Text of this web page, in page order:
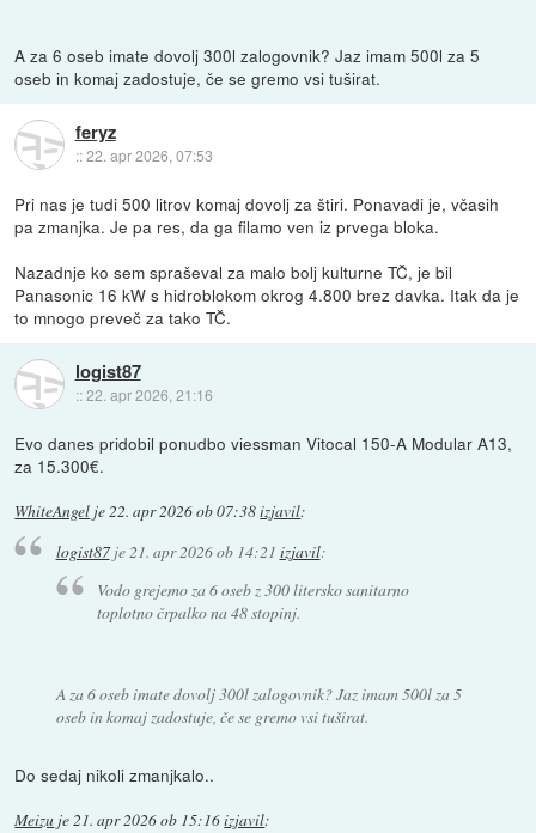
A za 6 oseb imate dovolj 300l zalogovnik? Jaz imam 500l za 5
oseb in komaj zadostuje, če se gremo vsi tuširat.
feryz
::22. apr 2026, 07:53
Pri nas je tudi 500 litrov komaj dovolj za štiri. Ponavadi je, včasih
pa zmanjka. Je pa res, da ga filamo ven iz prvega bloka.
Nazadnje ko sem spraševal za malo bolj kulturne TČ, je bil
Panasonic 16 kW s hidroblokom okrog 4.800 brez davka. Itak da je
to mnogo preveč za tako TČ.
logist87
::22. apr 2026, 21:16
Evo danes pridobil ponudbo viessman Vitocal 150-A Modular A13,
za 15.300€.
WhiteAngel je22. apr 2026 ob 07:38izjavil:
logist87je 21. apr 2026 ob 14:21 izjavil:
Vodo grejemo za 6 oseb z 300 litersko sanitarno
toplotno črpalko na 48 stopinj.
A za 6 oseb imate dovolj 300l zalogovnik? Jaz imam 500l za 5
oseb in komaj zadostuje, če se gremo vsi tuširat.
Do sedaj nikoli zmanjkalo..
Meizu je21. apr 2026 ob 15:16izjavil: